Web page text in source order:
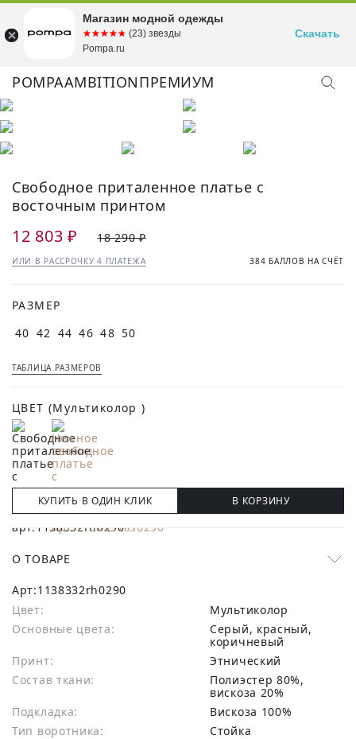
POMPAAMBITIONПРЕМИУМ
Свободное приталенное платье с
восточным принтом
12 803 ₽ 18 290 ₽
ИЛИ В РАССРОЧКУ 4 ПЛАТЕЖА 384 БАЛЛОВ НА СЧЁТ
РАЗМЕР
40 42 44 46 48 50
ТАБЛИЦА РАЗМЕРОВ
ЦВЕТ (Мультиколор )
КУПИТЬ В ОДИН КЛИК В КОРЗИНУ
О ТОВАРЕ
Арт:1138332rh0290
Цвет:
Мультиколор
Основные цвета:
серый, красный,
коричневый
Принт:
Этнический
Состав ткани:
полиэстер 80%,
вискоза 20%
Подкладка:
Вискоза 100%
Тип воротника:
Стойка
Магазин модной одежды
☆☆☆☆☆
★★★★★ (23) звезды
Pompa.ru
Скачать